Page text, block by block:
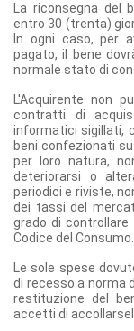
La riconsegna del
entro 30 (trenta)
In ogni caso, per
pagato, il bene
normale stato di
L'Acquirente non
contratti di
informatici sigillati,
beni confezionati
per loro natura,
deteriorarsi o
periodici e riviste,
dei tassi del
grado di
Codice del Consumo.
Le sole spese
di recesso a norma
restituzione del
accetti di